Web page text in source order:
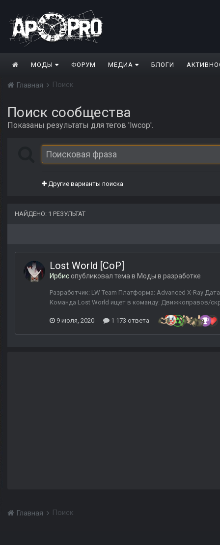
МОДЫ ФОРУМ МЕДИА БЛОГИ
Главная Поиск
Поиск сообщества
Показаны результаты для тегов 'lwcop'.
Другие варианты поиска
НАЙДЕНО: 1 РЕЗУЛЬТАТ
Lost World [CoP]
Ирбис опубликовал тема в Моды в разработке
Разработчик: LW Team Платформа: Advanced X-Ray
Команда Lost World ищет в команду: Движкоправов/
9 июля, 2020 1 173 ответа
Главная Поиск